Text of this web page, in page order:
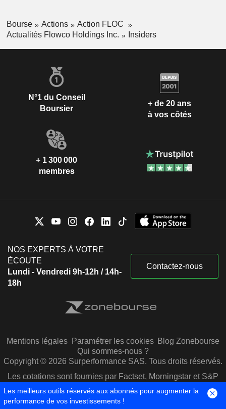
Bourse Actions
Action FLOC
Actualités Flowco Holdings Inc.
Insiders
N°1 du Conseil
Boursier
+ de 20 ans
à vos côtés
+ 1 300 000
membres
NOS EXPERTS À VOTRE
ÉCOUTE
Lundi - Vendredi 9h-12h / 14h-
18h
Contactez-nous
Mentions légales Paramétrer les cookies Blog Zonebourse
Qui sommes-nous ?
Copyright © 2026 Surperformance SAS. Tous droits réservés.
Les cotations sont fournies par Factset, Morningstar et S&P
Capital IQ
Les meilleurs outils réservés aux abonnés pour augmenter la
performance de vos investissements !